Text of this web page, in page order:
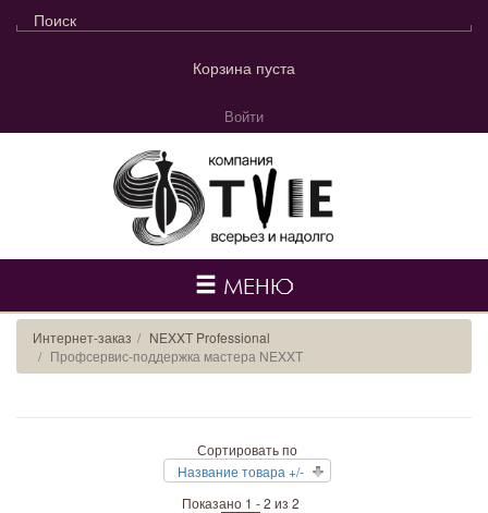
Корзина пуста
Войти
МЕНЮ
Интернет-заказ
NEXXT Professional
Профсервис-поддержка мастера NEXXT
Сортировать по
Название товара +/-
Показано 1 - 2 из 2